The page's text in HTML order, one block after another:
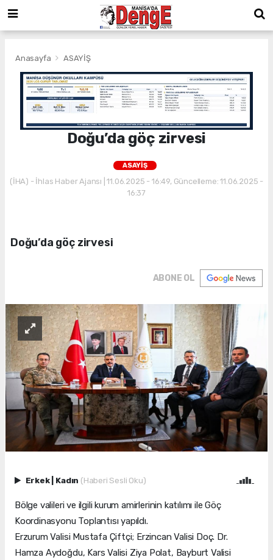
Anasayfa ASAYİŞ
Doğu’da göç zirvesi
ASAYİŞ
(İHA) - İhlas Haber Ajansı | 11.06.2025 - 16:49, Güncelleme: 11.06.2025 -
16:37
Doğu’da göç zirvesi
ABONE OL
Erkek Kadın (Haberi Sesli Oku)
Bölge valileri ve ilgili kurum amirlerinin katılımı ile Göç
Koordinasyonu Toplantısı yapıldı.
Erzurum Valisi Mustafa Çiftçi; Erzincan Valisi Doç. Dr.
Hamza Aydoğdu, Kars Valisi Ziya Polat, Bayburt Valisi